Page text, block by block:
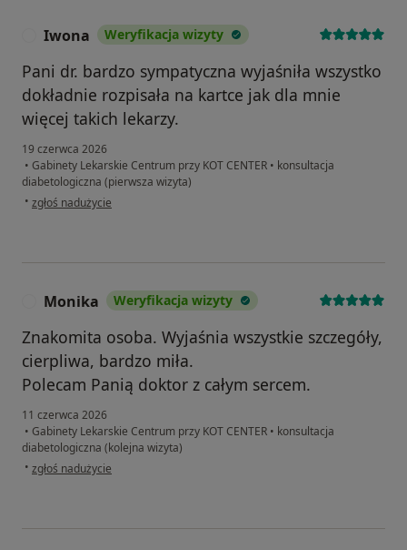
Iwona Weryfikacja wizyty
Pani dr. bardzo sympatyczna wyjaśniła wszystko
dokładnie rozpisała na kartce jak dla mnie
więcej takich lekarzy.
19 czerwca 2026
• Gabinety Lekarskie Centrum przy KOT CENTER • konsultacja
diabetologiczna (pierwsza wizyta)
• w opinii użytkownika Iwona
zgłoś nadużycie
Monika Weryfikacja wizyty
Znakomita osoba. Wyjaśnia wszystkie szczegóły,
cierpliwa, bardzo miła.
Polecam Panią doktor z całym sercem.
11 czerwca 2026
• Gabinety Lekarskie Centrum przy KOT CENTER • konsultacja
diabetologiczna (kolejna wizyta)
• w opinii użytkownika Monika
zgłoś nadużycie